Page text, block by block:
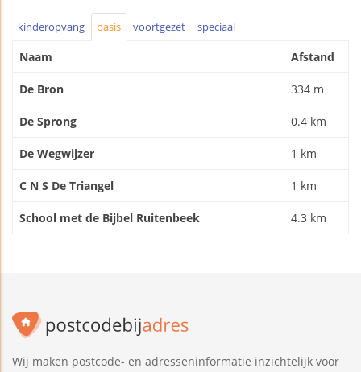
kinderopvang basis voortgezet speciaal
Naam Afstand
De Bron 334 m
De Sprong 0.4 km
De Wegwijzer 1 km
C N S De Triangel 1 km
School met de Bijbel Ruitenbeek 4.3 km
Wij maken postcode- en adresseninformatie inzichtelijk voor